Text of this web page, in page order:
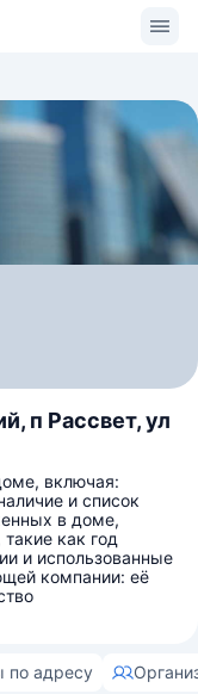
п Рассвет, ул
включая:
и список
в доме,
как год
и использованные
компании: её
по адресу